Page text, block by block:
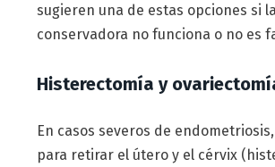
sugieren una de estas opciones si
conservadora no funciona o no es
Histerectomía y
En casos severos de
para retirar el útero y el cérvix